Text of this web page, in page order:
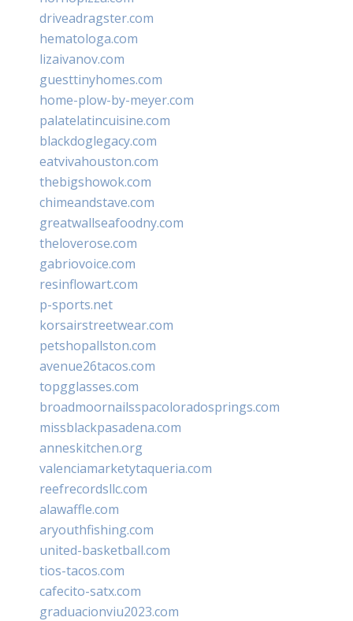
driveadragster.com
hematologa.com
lizaivanov.com
guesttinyhomes.com
home-plow-by-meyer.com
palatelatincuisine.com
blackdoglegacy.com
eatvivahouston.com
thebigshowok.com
chimeandstave.com
greatwallseafoodny.com
theloverose.com
gabriovoice.com
resinflowart.com
p-sports.net
korsairstreetwear.com
petshopallston.com
avenue26tacos.com
topgglasses.com
broadmoornailsspacoloradosprings.com
missblackpasadena.com
anneskitchen.org
valenciamarketytaqueria.com
reefrecordsllc.com
alawaffle.com
aryouthfishing.com
united-basketball.com
tios-tacos.com
cafecito-satx.com
graduacionviu2023.com